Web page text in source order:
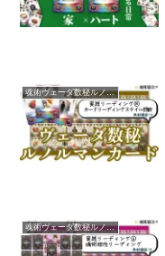
魂術ヴェーダ数秘ルノルマンカード
魂術ヴェーダ数秘ルノルマンカード